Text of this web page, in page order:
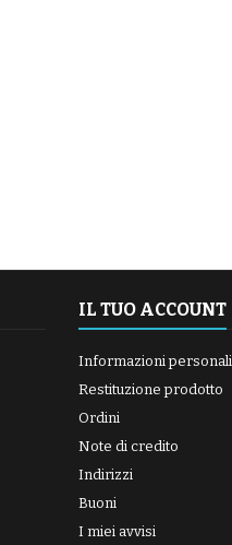
IL TUO ACCOUNT
Informazioni personali
Restituzione prodotto
Ordini
Note di credito
Indirizzi
Buoni
I miei avvisi